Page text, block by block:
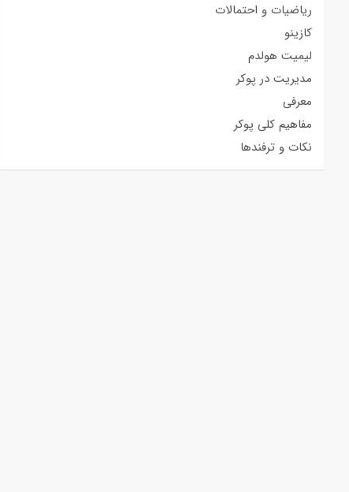
ریاضیات و احتمالات
کازینو
لیمیت هولدم
مدیریت در پوکر
معرفی
مفاهیم کلی پوکر
نکات و ترفندها